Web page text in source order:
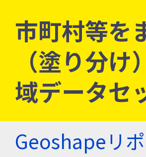
市町村等を
（塗り分
域データセ
Geoshapeリ